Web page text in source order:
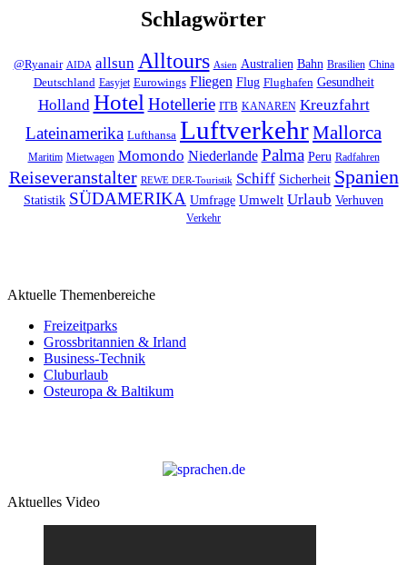
Schlagwörter
@Ryanair AIDA allsun Alltours Asien Australien Bahn Brasilien China
Deutschland Easyjet Eurowings Fliegen Flug Flughafen Gesundheit
Holland Hotel Hotellerie ITB KANAREN Kreuzfahrt
Lateinamerika Lufthansa LuftverkehrMallorca
Maritim Mietwagen Momondo Niederlande Palma Peru Radfahren
Reiseveranstalter REWE DER-Touristik Schiff Sicherheit Spanien
Statistik SÜDAMERIKA Umfrage Umwelt Urlaub Verhuven
Verkehr
Aktuelle Themenbereiche
Freizeitparks
Grossbritannien & Irland
Business-Technik
Cluburlaub
Osteuropa & Baltikum
Aktuelles Video